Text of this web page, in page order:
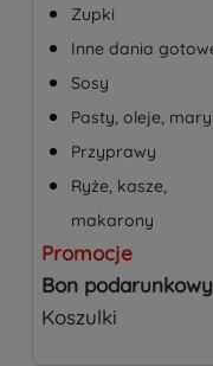
Zupki
Inne dania
Sosy
Pasty, oleje,
Przyprawy
Ryże, kasze,
makarony
Promocje
Bon podarunkowy
Koszulki